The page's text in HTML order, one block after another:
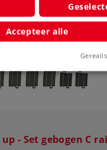
- Set gebogen C
Accepteer alle